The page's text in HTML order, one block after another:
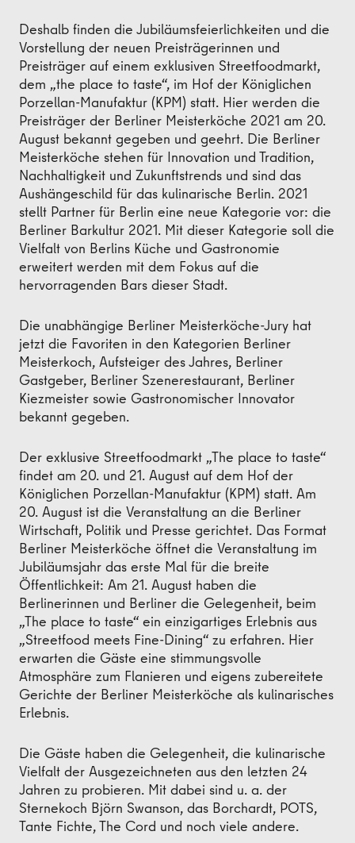
Deshalb finden die Jubiläumsfeierlichkeiten und die
Vorstellung der neuen Preisträgerinnen und
Preisträger auf einem exklusiven Streetfoodmarkt,
dem „the place to taste“, im Hof der Königlichen
Porzellan-Manufaktur (KPM) statt. Hier werden die
Preisträger der Berliner Meisterköche 2021 am 20.
August bekannt gegeben und geehrt. Die Berliner
Meisterköche stehen für Innovation und Tradition,
Nachhaltigkeit und Zukunftstrends und sind das
Aushängeschild für das kulinarische Berlin. 2021
stellt Partner für Berlin eine neue Kategorie vor: die
Berliner Barkultur 2021. Mit dieser Kategorie soll die
Vielfalt von Berlins Küche und Gastronomie
erweitert werden mit dem Fokus auf die
hervorragenden Bars dieser Stadt.
Die unabhängige Berliner Meisterköche-Jury hat
jetzt die Favoriten in den Kategorien Berliner
Meisterkoch, Aufsteiger des Jahres, Berliner
Gastgeber, Berliner Szenerestaurant, Berliner
Kiezmeister sowie Gastronomischer Innovator
bekannt gegeben.
Der exklusive Streetfoodmarkt „The place to taste“
findet am 20. und 21. August auf dem Hof der
Königlichen Porzellan-Manufaktur (KPM) statt. Am
20. August ist die Veranstaltung an die Berliner
Wirtschaft, Politik und Presse gerichtet. Das Format
Berliner Meisterköche öffnet die Veranstaltung im
Jubiläumsjahr das erste Mal für die breite
Öffentlichkeit: Am 21. August haben die
Berlinerinnen und Berliner die Gelegenheit, beim
„The place to taste“ ein einzigartiges Erlebnis aus
„Streetfood meets Fine-Dining“ zu erfahren. Hier
erwarten die Gäste eine stimmungsvolle
Atmosphäre zum Flanieren und eigens zubereitete
Gerichte der Berliner Meisterköche als kulinarisches
Erlebnis.
Die Gäste haben die Gelegenheit, die kulinarische
Vielfalt der Ausgezeichneten aus den letzten 24
Jahren zu probieren. Mit dabei sind u. a. der
Sternekoch Björn Swanson, das Borchardt, POTS,
Tante Fichte, The Cord und noch viele andere.